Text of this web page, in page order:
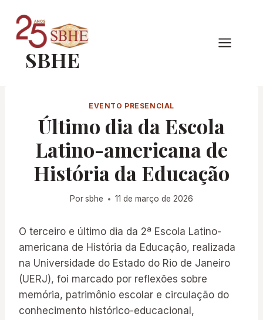
para
ConteúdoSBHE
EVENTO PRESENCIAL
Último dia da Escola
Latino-americana de
História da Educação
Porsbhe 11 de março de 2026
O terceiro e último dia da 2ª Escola Latino-
americana de História da Educação, realizada
na Universidade do Estado do Rio de Janeiro
(UERJ), foi marcado por reflexões sobre
memória, patrimônio escolar e circulação do
conhecimento histórico-educacional,